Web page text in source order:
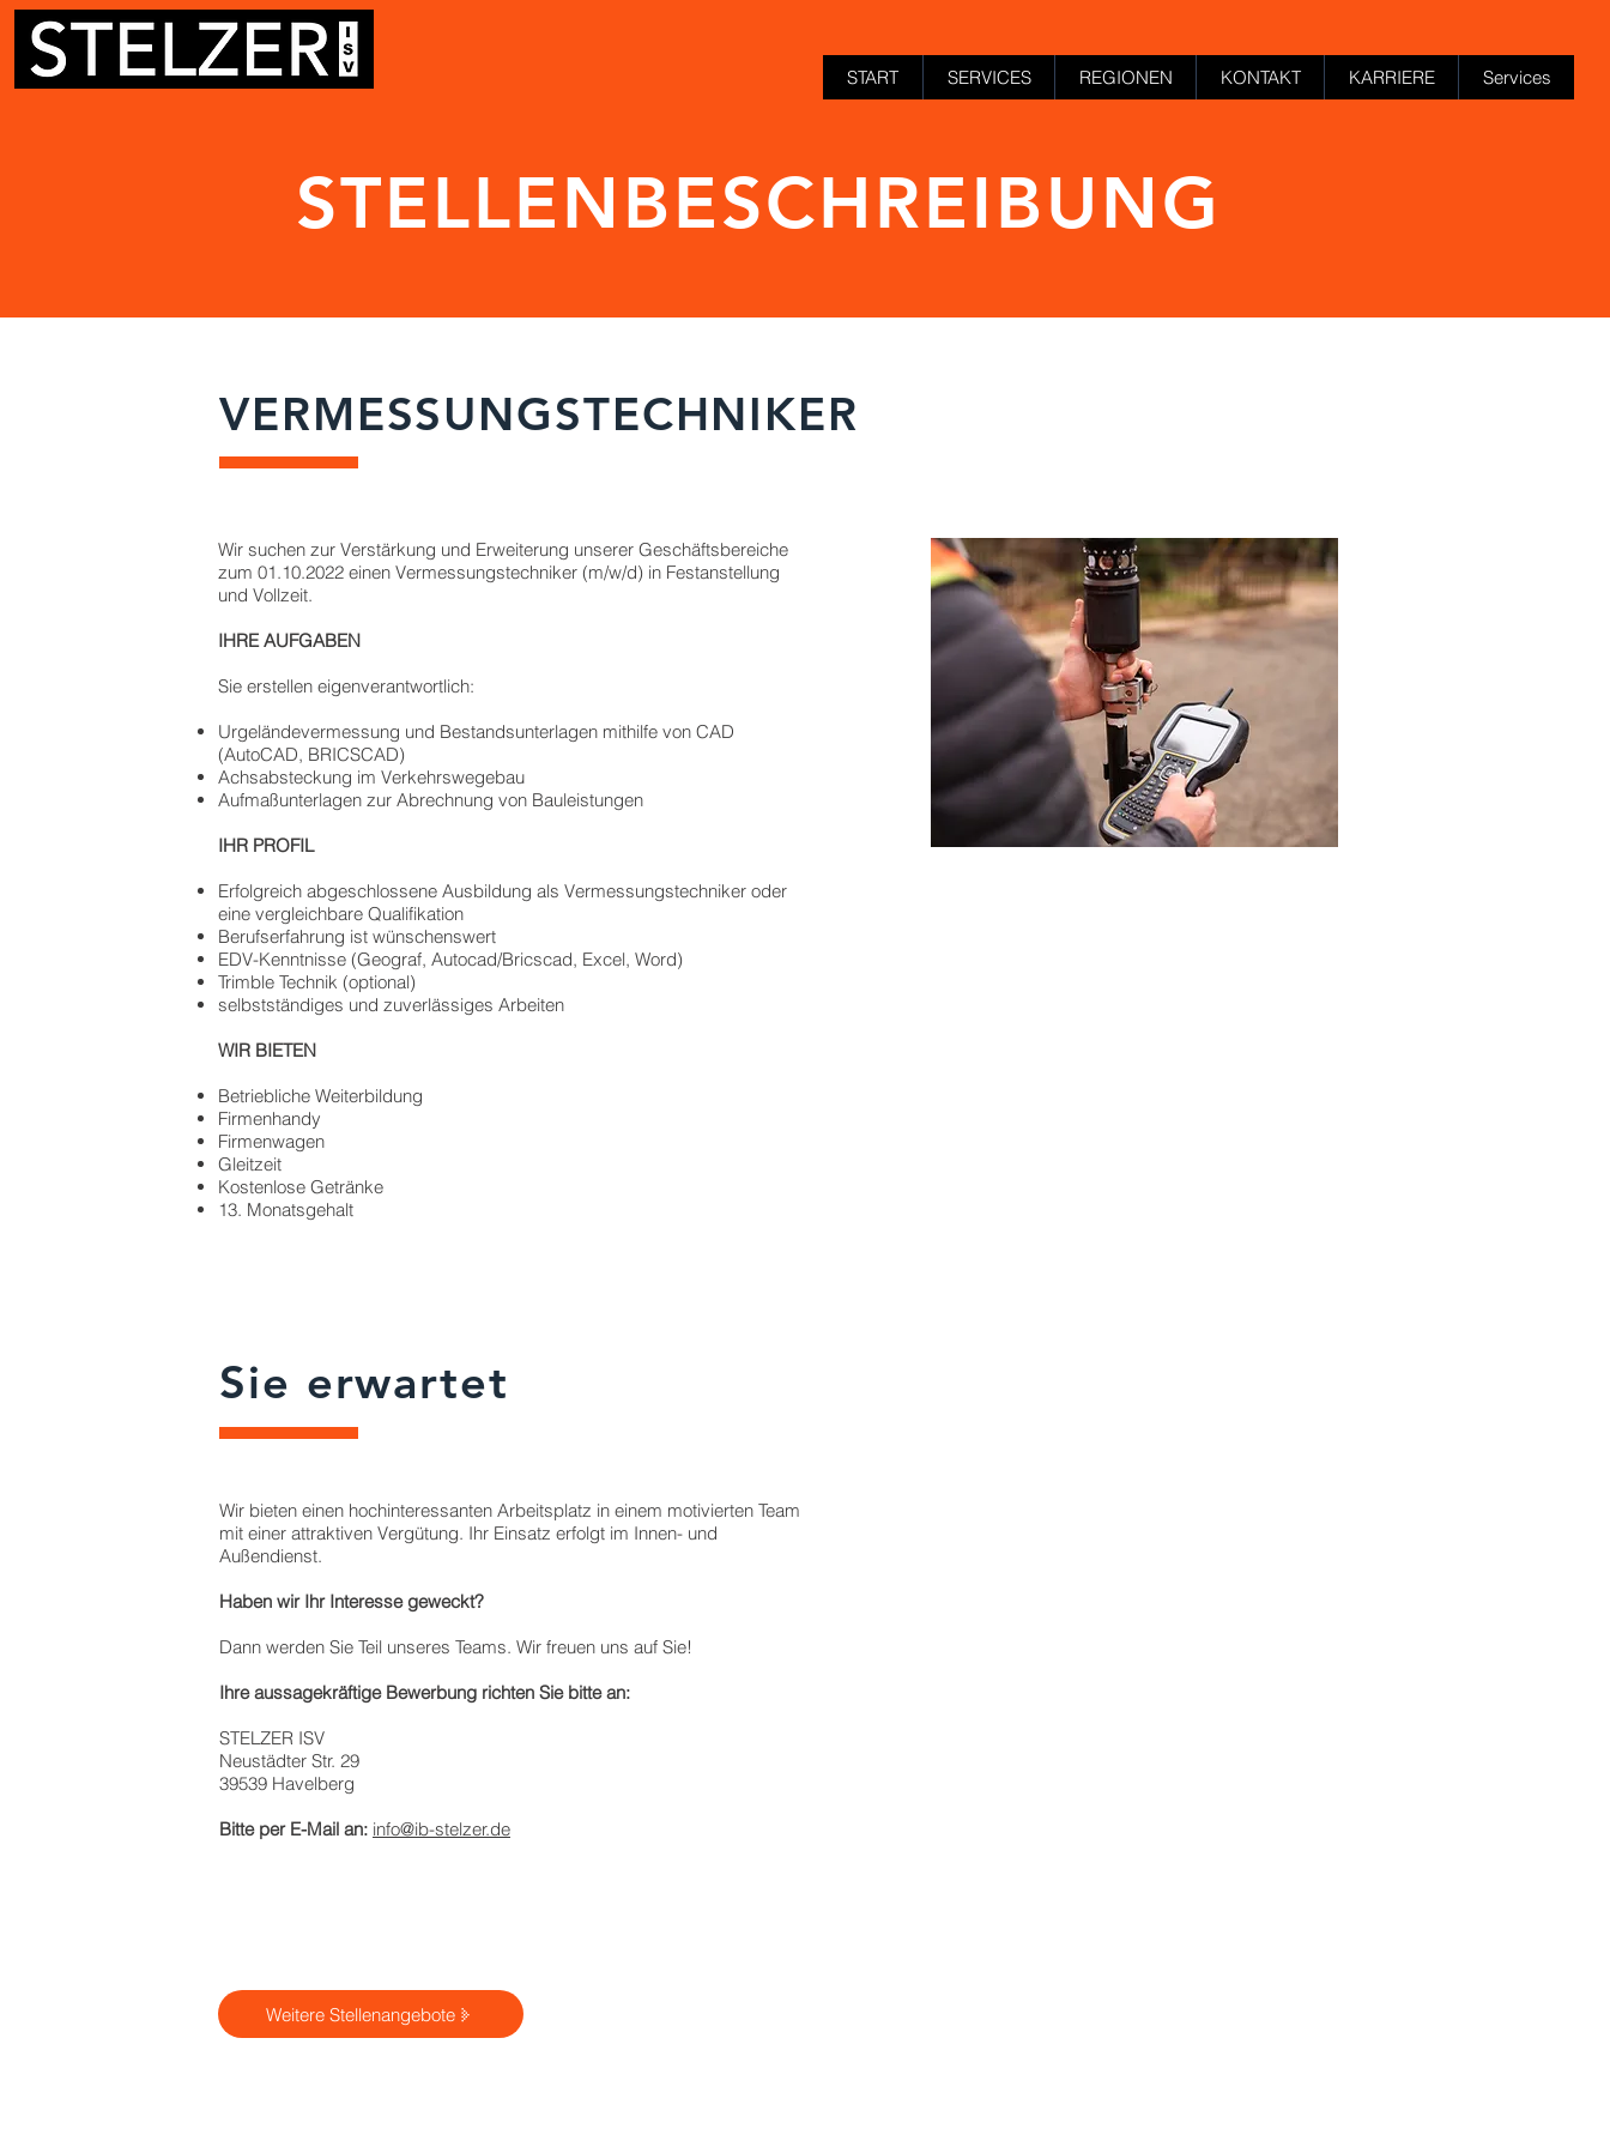
START SERVICES REGIONEN KONTAKT KARRIERE Services
STELLENBESCHREIBUNG
VERMESSUNGSTECHNIKER
Wir suchen zur Verstärkung und Erweiterung unserer Geschäftsbereiche
zum 01.10.2022 einen Vermessungstechniker (m/w/d) in Festanstellung
und Vollzeit.
IHRE AUFGABEN
Sie erstellen eigenverantwortlich:
Urgeländevermessung und Bestandsunterlagen mithilfe von CAD
(AutoCAD, BRICSCAD)
Achsabsteckung im Verkehrswegebau
Aufmaßunterlagen zur Abrechnung von Bauleistungen
IHR PROFIL
Erfolgreich abgeschlossene Ausbildung als Vermessungstechniker oder
eine vergleichbare Qualifikation
Berufserfahrung ist wünschenswert
EDV-Kenntnisse (Geograf, Autocad/Bricscad, Excel, Word)
Trimble Technik (optional)
selbstständiges und zuverlässiges Arbeiten
WIR BIETEN
Betriebliche Weiterbildung
Firmenhandy
Firmenwagen
Gleitzeit
Kostenlose Getränke
13. Monatsgehalt
Sie erwartet
Wir bieten einen hochinteressanten Arbeitsplatz in einem motivierten Team
mit einer attraktiven Vergütung. Ihr Einsatz erfolgt im Innen- und
Außendienst.
Haben wir Ihr Interesse geweckt?
Dann werden Sie Teil unseres Teams. Wir freuen uns auf Sie!
Ihre aussagekräftige Bewerbung richten Sie bitte an:
STELZER ISV
Neustädter Str. 29
39539 Havelberg
Bitte per E-Mail an: info@ib-stelzer.de
Weitere Stellenangebote